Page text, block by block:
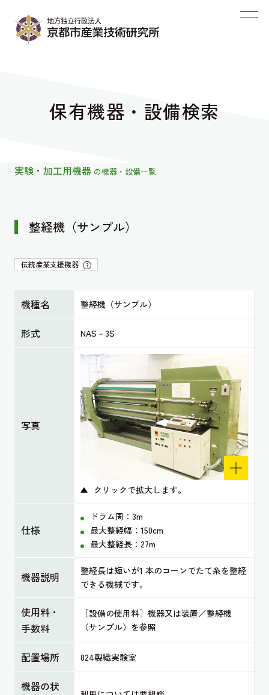
保有機器・設備検索
実験・加工用機器 の機器・設備一覧
整経機（サンプル）
伝統産業支援機器 ?
機種名 整経機（サンプル）
形式 NAS－3S
写真
クリックで拡大します。
仕様
ドラム周：3m
最大整経幅：150cm
最大整経長：27m
機器説明
整経長は短いが1 本のコーンでたて糸を整経
できる機械です。
使用料・
手数料
［設備の使用料］機器又は装置／整経機
（サンプル）を参照
配置場所 024製織実験室
機器の状